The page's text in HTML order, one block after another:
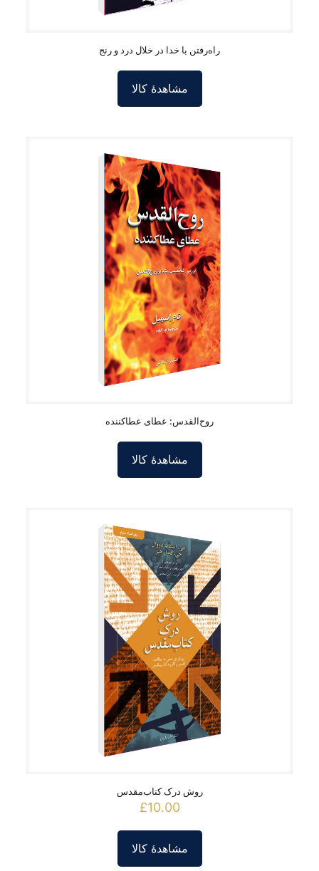
راه‌رفتن با خدا در خلال درد و رنج
مشاهدۀ کالا
روح‌القدس: عطای عطاکننده
مشاهدۀ کالا
روش درک کتاب‌مقدس
£10.00
مشاهدۀ کالا